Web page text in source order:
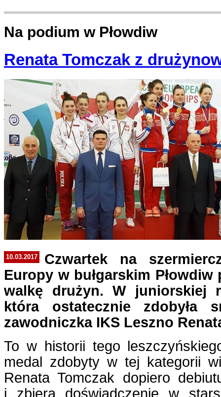
Na podium w Płowdiw
Renata Tomczak z
10.03.2017
Czwartek na
Europy w bułgarskim Płowdiw
walkę drużyn. W juniorskiej
która ostatecznie zdobyła
zawodniczka IKS Leszno
To w historii tego
medal zdobyty w tej kategorii
Renata Tomczak dopiero
i zbiera doświadczenie w